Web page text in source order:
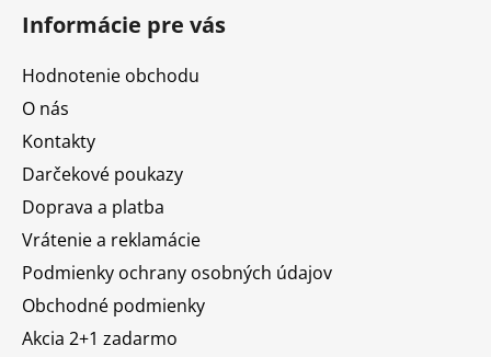
Informácie pre vás
Hodnotenie obchodu
O nás
Kontakty
Darčekové poukazy
Doprava a platba
Vrátenie a reklamácie
Podmienky ochrany osobných údajov
Obchodné podmienky
Akcia 2+1 zadarmo